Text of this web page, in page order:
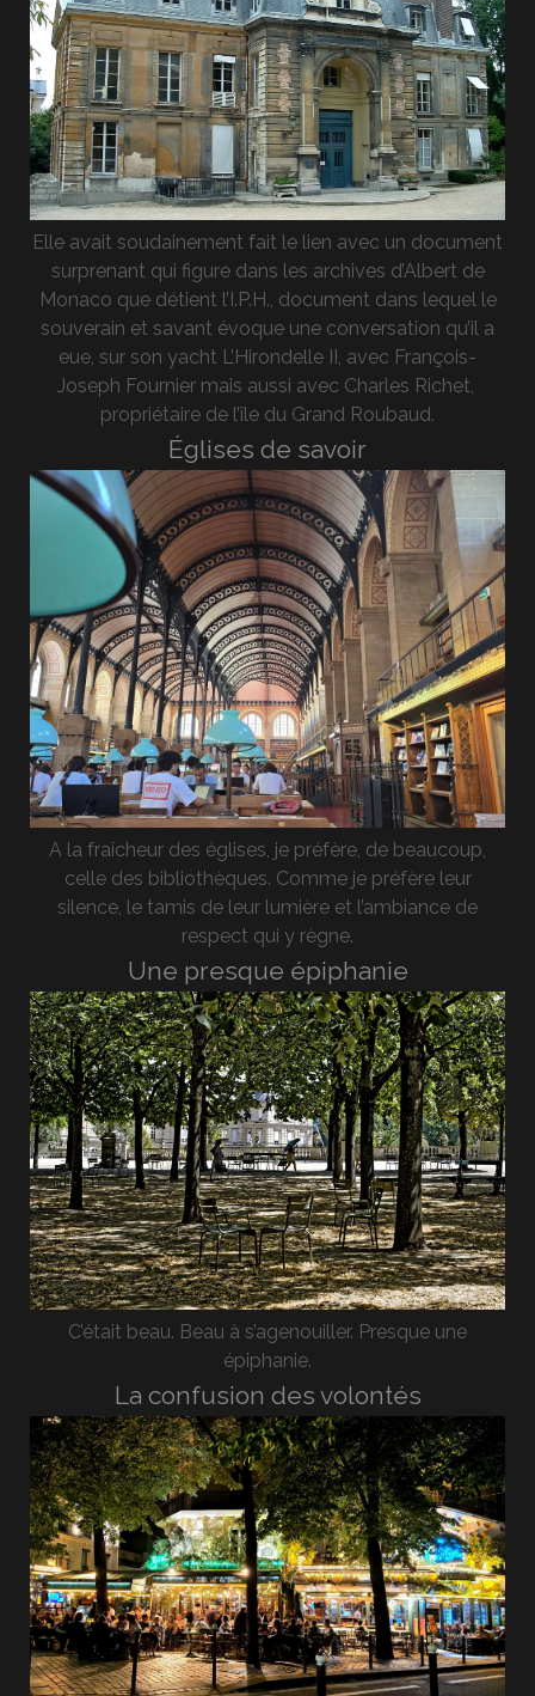
Elle avait soudainement fait le lien avec un document
surprenant qui figure dans les archives d’Albert de
Monaco que détient l’I.P.H., document dans lequel le
souverain et savant évoque une conversation qu’il a
eue, sur son yacht L’Hirondelle II, avec François-
Joseph Fournier mais aussi avec Charles Richet,
propriétaire de l’île du Grand Roubaud.
Églises de savoir
A la fraîcheur des églises, je préfère, de beaucoup,
celle des bibliothèques. Comme je préfère leur
silence, le tamis de leur lumière et l’ambiance de
respect qui y règne.
Une presque épiphanie
C’était beau. Beau à s’agenouiller. Presque une
épiphanie.
La confusion des volontés